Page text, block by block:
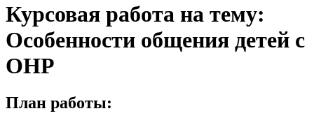
Курсовая работа на тему:
Особенности общения детей с
ОНР
План работы: